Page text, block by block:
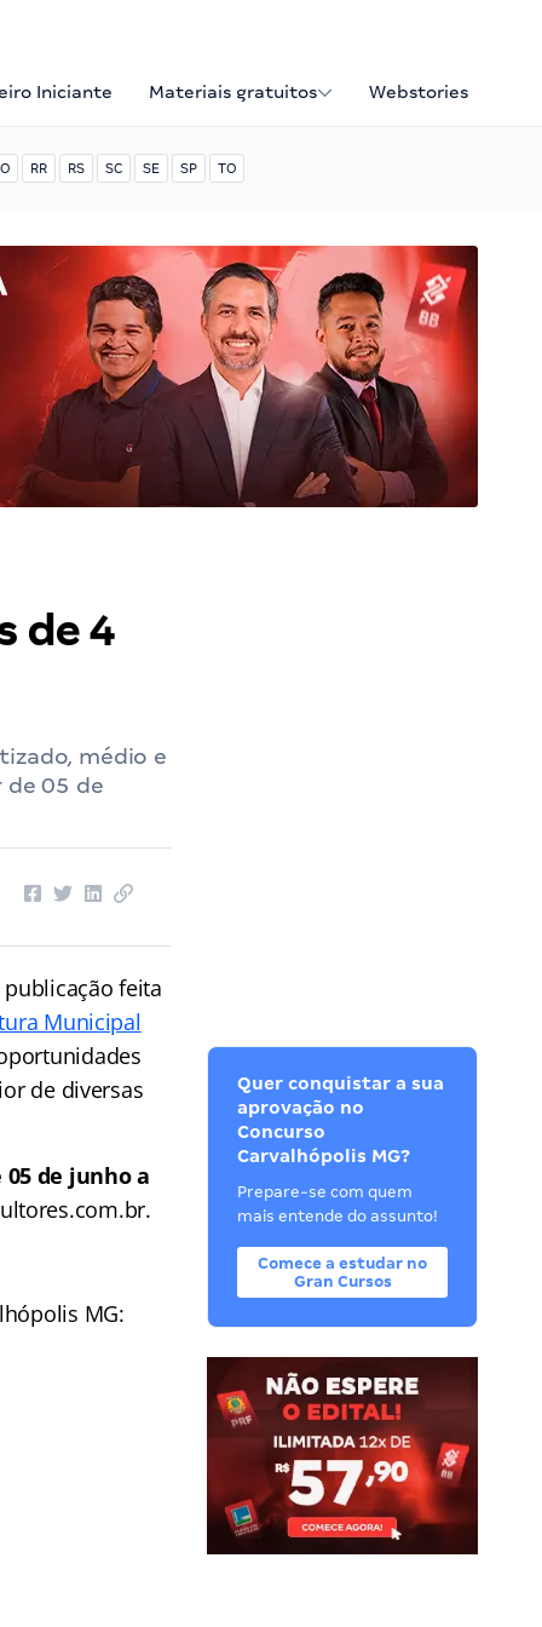
Iniciante Materiais gratuitos Webstories
RR RS SC SE SP TO
de 4
médio e
de 05 de
feita
Municipal
de diversas
de junho a
MG:
Quer conquistar a sua
aprovação no
Concurso
Carvalhópolis MG?
Prepare-se com quem
mais entende do assunto!
Comece a estudar no
Gran Cursos